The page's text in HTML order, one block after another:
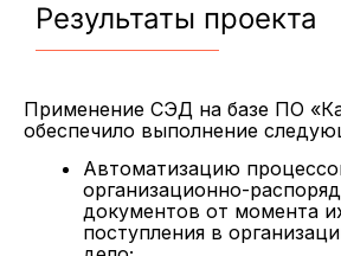
Результаты проекта
Применение СЭД на базе ПО
обеспечило выполнение
Автоматизацию
организационно-
документов от момента
поступления в